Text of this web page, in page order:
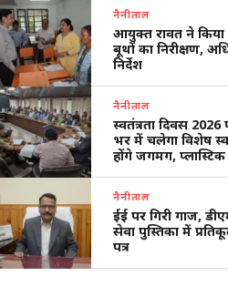
नैनीताल
आयुक्त रावत ने किया
बूथों का निरीक्षण,
निर्देश
नैनीताल
स्वतंत्रता दिवस
भर में चलेगा विशेष
होंगे जगमग,
नैनीताल
ईई पर गिरी गाज,
सेवा पुस्तिका में
पत्र